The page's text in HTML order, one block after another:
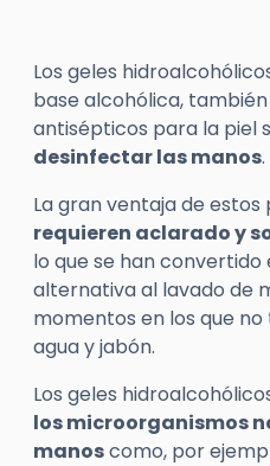
Los geles
base alcohólica,
antisépticos para la piel
desinfectar las manos.
La gran ventaja de estos
requieren aclarado y
lo que se han
alternativa al lavado de
momentos en los que
agua y jabón.
Los geles
los microorganismos
manoscomo, por